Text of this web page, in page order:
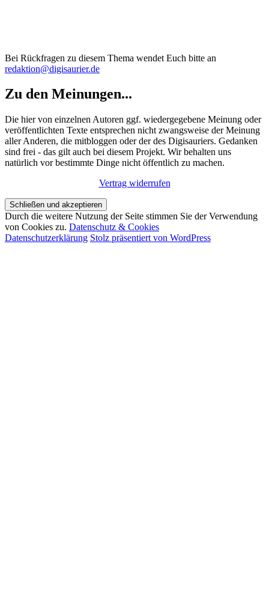
Bei Rückfragen zu diesem Thema wendet Euch bitte an
redaktion@digisaurier.de
Zu den Meinungen...
Die hier von einzelnen Autoren ggf. wiedergegebene Meinung oder
veröffentlichten Texte entsprechen nicht zwangsweise der Meinung
aller Anderen, die mitbloggen oder der des Digisauriers. Gedanken
sind frei - das gilt auch bei diesem Projekt. Wir behalten uns
natürlich vor bestimmte Dinge nicht öffentlich zu machen.
Vertrag widerrufen
Durch die weitere Nutzung der Seite stimmen Sie der Verwendung
von Cookies zu. Datenschutz & Cookies
Datenschutzerklärung Stolz präsentiert von WordPress